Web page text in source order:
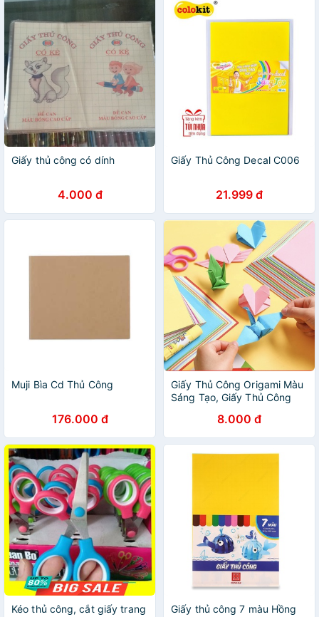
Giấy thủ công có dính
4.000 đ
Giấy Thủ Công Decal C006
21.999 đ
Muji Bìa Cd Thủ Công
176.000 đ
Giấy Thủ Công Origami Màu
Sáng Tạo, Giấy Thủ Công
8.000 đ
Kéo thủ công, cắt giấy trang
Giấy thủ công 7 màu Hồng